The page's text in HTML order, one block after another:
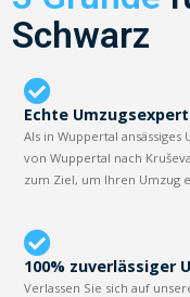
Schwarz
Echte
Als in Wuppertal
von Wuppertal nach
zum Ziel, um Ihren Umzug
100% zuverlässiger
Verlassen Sie sich auf